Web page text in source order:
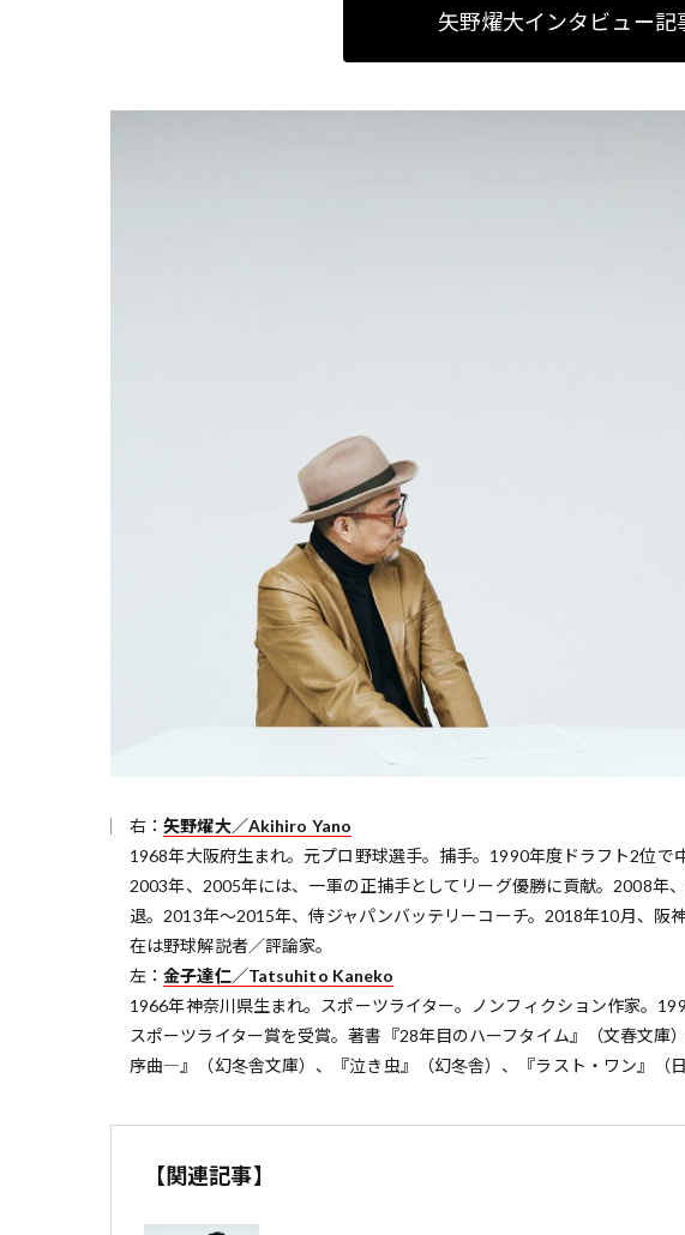
矢野燿大インタビュー記
右：矢野燿大／Akihiro Yano
1968年大阪府生まれ。元プロ野球選手。捕手。1990年度ドラフト2位
2003年、2005年には、一軍の正捕手としてリーグ優勝に貢献。2008年
退。2013年〜2015年、侍ジャパンバッテリーコーチ。2018年10月、阪
在は野球解説者／評論家。
左：金子達仁／Tatsuhito Kaneko
1966年神奈川県生まれ。スポーツライター。ノンフィクション作家。
スポーツライター賞を受賞。著書『28年目のハーフタイム』（文春文
序曲―』（幻冬舎文庫）、『泣き虫』（幻冬舎）、『ラスト・ワン』（
【関連記事】